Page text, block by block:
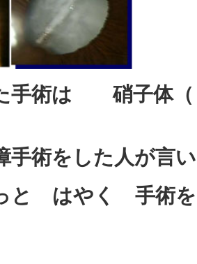
手術は 硝子体（
術をした人が言
と はやく 手術を